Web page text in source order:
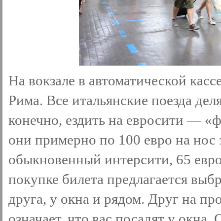
На вокзале в автоматической
Рима. Все итальянские поезда
конечно, ездить на евросити —
они примерно по 100 евро на
обыкновенный интерсити, 65
покупке билета предлагается
друга, у окна и рядом. Друг на